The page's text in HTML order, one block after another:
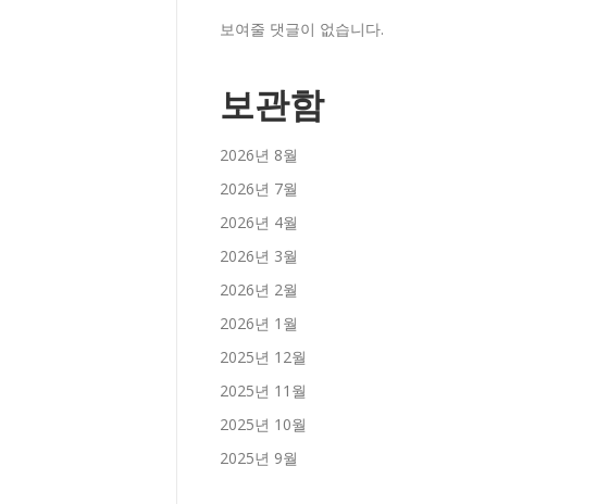
보여줄 댓글이 없습니다.
보관함
2026년 8월
2026년 7월
2026년 4월
2026년 3월
2026년 2월
2026년 1월
2025년 12월
2025년 11월
2025년 10월
2025년 9월